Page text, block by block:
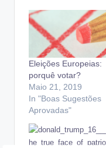
Eleições Europeias:
porquê votar?
Maio 21, 2019
In "Boas Sugestões
Aprovadas"